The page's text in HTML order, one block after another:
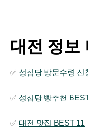
대전 정보
✅ 성심당 방문수령 신
✅ 성심당 빵추천
✅ 대전 맛집 BEST 11